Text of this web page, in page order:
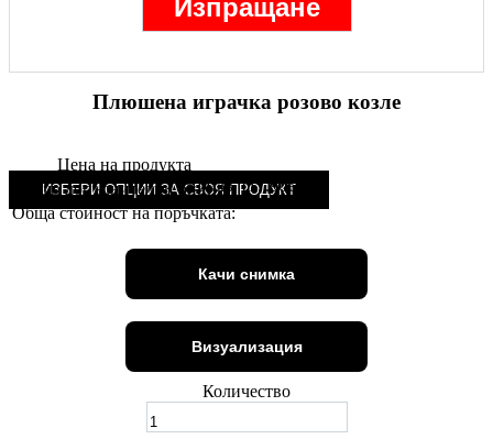
Плюшена играчка розово козле
ИЗБЕРИ ОПЦИИ ЗА СВОЯ ПРОДУКТ
35.00лв. (17.90€
Цена на продукта
Общо допълнителни опции:
Обща стойност на поръчката:
Качи снимка
Визуализация
Количество